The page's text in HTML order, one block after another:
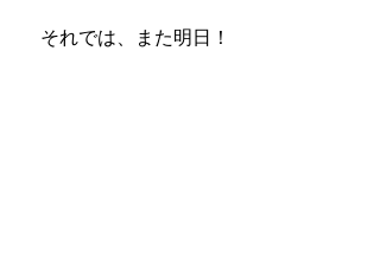
それでは、また明日！